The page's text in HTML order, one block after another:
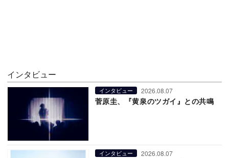
インタビュー
インタビュー 2026.08.07
菅原圭、『黄泉のツガイ』との共鳴
インタビュー 2026.08.07